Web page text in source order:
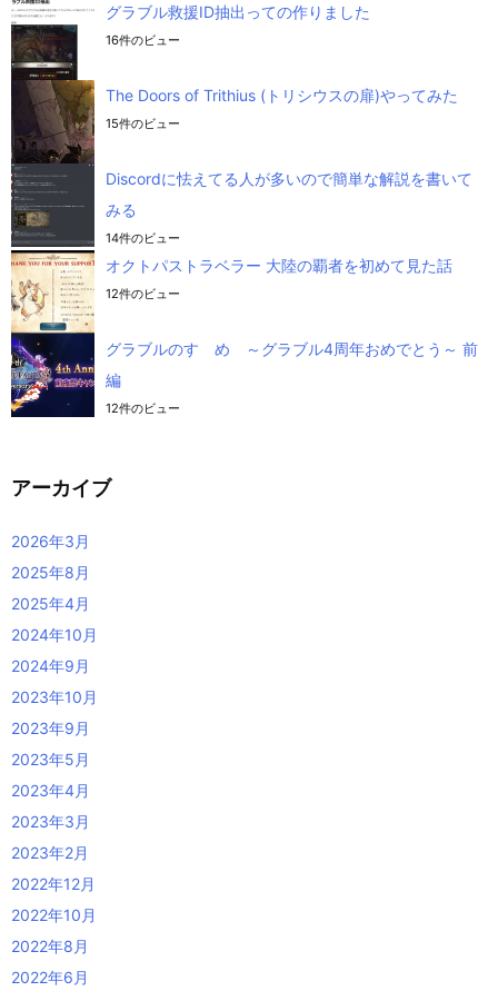
グラブル救援ID抽出っての作りました
16件のビュー
The Doors of Trithius (トリシウスの扉)やってみた
15件のビュー
Discordに怯えてる人が多いので簡単な解説を書いて
みる
14件のビュー
オクトパストラベラー 大陸の覇者を初めて見た話
12件のビュー
グラブルのすゝめ ～グラブル4周年おめでとう～ 前
編
12件のビュー
アーカイブ
2026年3月
2025年8月
2025年4月
2024年10月
2024年9月
2023年10月
2023年9月
2023年5月
2023年4月
2023年3月
2023年2月
2022年12月
2022年10月
2022年8月
2022年6月